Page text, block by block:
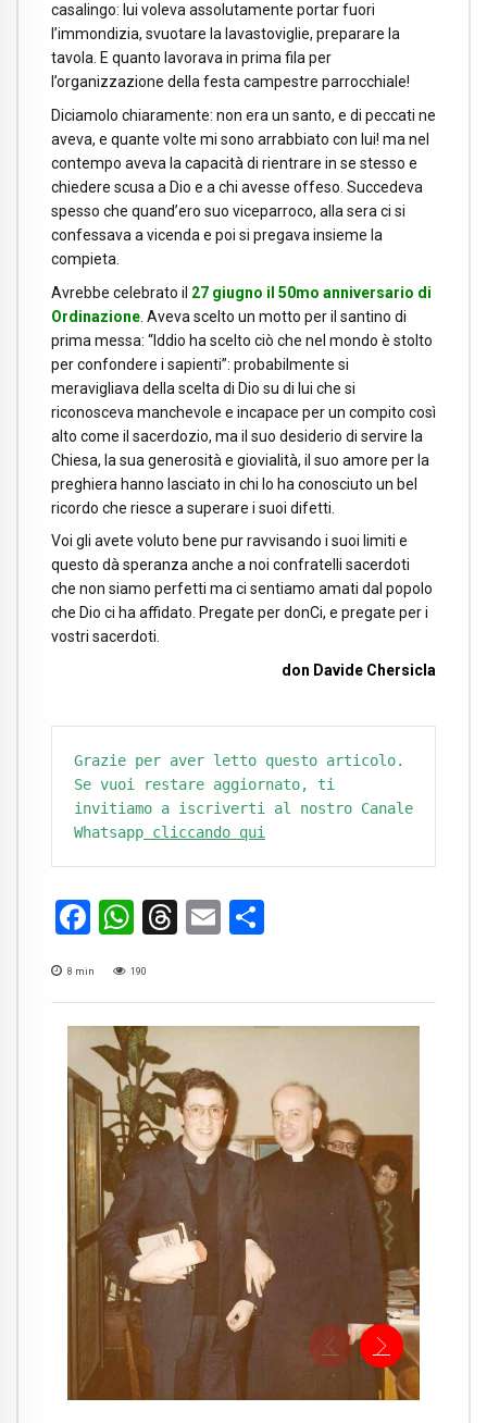
casalingo: lui voleva assolutamente portar fuori
l’immondizia, svuotare la lavastoviglie, preparare la
tavola. E quanto lavorava in prima fila per
l’organizzazione della festa campestre parrocchiale!
Diciamolo chiaramente: non era un santo, e di peccati ne
aveva, e quante volte mi sono arrabbiato con lui! ma nel
contempo aveva la capacità di rientrare in se stesso e
chiedere scusa a Dio e a chi avesse offeso. Succedeva
spesso che quand’ero suo viceparroco, alla sera ci si
confessava a vicenda e poi si pregava insieme la
compieta.
Avrebbe celebrato il 27 giugno il 50mo anniversario di
Ordinazione . Aveva scelto un motto per il santino di
prima messa: “Iddio ha scelto ciò che nel mondo è stolto
per confondere i sapienti”: probabilmente si
meravigliava della scelta di Dio su di lui che si
riconosceva manchevole e incapace per un compito così
alto come il sacerdozio, ma il suo desiderio di servire la
Chiesa, la sua generosità e giovialità, il suo amore per la
preghiera hanno lasciato in chi lo ha conosciuto un bel
ricordo che riesce a superare i suoi difetti.
Voi gli avete voluto bene pur ravvisando i suoi limiti e
questo dà speranza anche a noi confratelli sacerdoti
che non siamo perfetti ma ci sentiamo amati dal popolo
che Dio ci ha affidato. Pregate per donCi, e pregate per i
vostri sacerdoti.
don Davide Chersicla
Grazie per aver letto questo articolo.
Se vuoi restare aggiornato, ti
invitiamo a iscriverti al nostro Canale
Whatsapp cliccando qui
Facebook
WhatsApp
Threads
Email
8 min 190